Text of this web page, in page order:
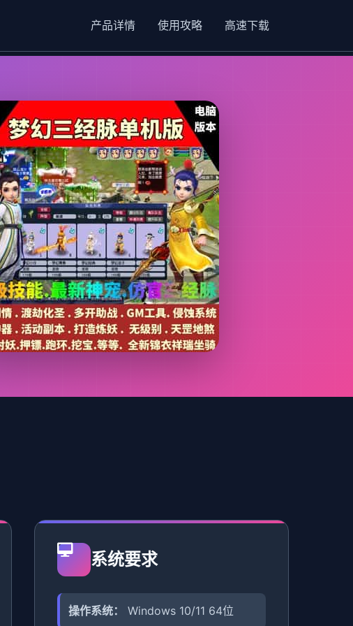
产品详情 使用攻略 高速下载
系统要求
操作系统： Windows 10/11 64位